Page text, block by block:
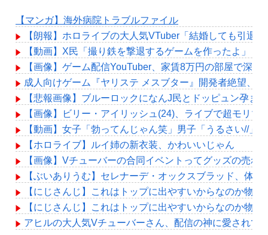
【マンガ】海外病院トラブルファイル
【朗報】ホロライブの大人気VTuber「結婚しても引退
【動画】X民「撮り鉄を撃退するゲームを作ったよ」→
【画像】ゲーム配信YouTuber、家賃8万円の部屋で深
成人向けゲーム『ヤリステ メスブター』開発者絶望、
【悲報画像】ブルーロックになんJ民とドッピュン孕ま
【画像】ビリー・アイリッシュ(24)、ライブで超モリ
【動画】女子「勃ってんじゃん笑」男子「うるさい//
【ホロライブ】ルイ姉の新衣装、かわいいじゃん
【画像】Vチューバーの合同イベントってグッズの売
【ぶいありうむ】セレナーデ・オックスブラッド、体
【にじさんじ】これはトップに出やすいからなのか物
【にじさんじ】これはトップに出やすいからなのか物
アヒルの大人気Vチューバーさん、配信の神に愛されて